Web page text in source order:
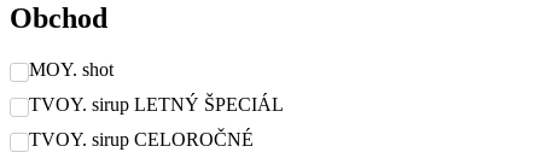
Obchod
MOY. shot
TVOY. sirup LETNÝ ŠPECIÁL
TVOY. sirup CELOROČNÉ